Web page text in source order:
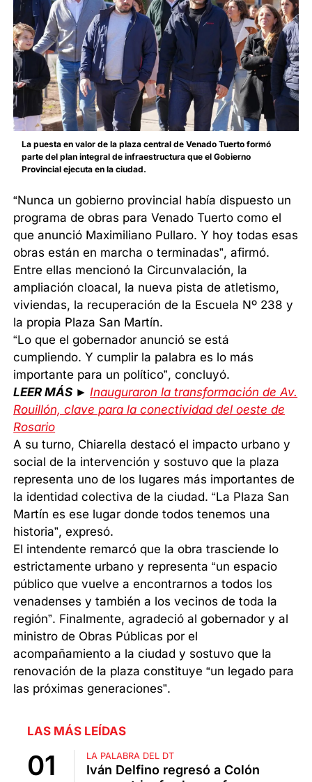
La puesta en valor de la plaza central de Venado Tuerto formó
parte del plan integral de infraestructura que el Gobierno
Provincial ejecuta en la ciudad.
“Nunca un gobierno provincial había dispuesto un
programa de obras para Venado Tuerto como el
que anunció Maximiliano Pullaro. Y hoy todas esas
obras están en marcha o terminadas”, afirmó.
Entre ellas mencionó la Circunvalación, la
ampliación cloacal, la nueva pista de atletismo,
viviendas, la recuperación de la Escuela Nº 238 y
la propia Plaza San Martín.
“Lo que el gobernador anunció se está
cumpliendo. Y cumplir la palabra es lo más
importante para un político”, concluyó.
LEER MÁS ►Inauguraron la transformación de Av.
Rouillón, clave para la conectividad del oeste de
Rosario
A su turno, Chiarella destacó el impacto urbano y
social de la intervención y sostuvo que la plaza
representa uno de los lugares más importantes de
la identidad colectiva de la ciudad. “La Plaza San
Martín es ese lugar donde todos tenemos una
historia”, expresó.
El intendente remarcó que la obra trasciende lo
estrictamente urbano y representa “un espacio
público que vuelve a encontrarnos a todos los
venadenses y también a los vecinos de toda la
región”. Finalmente, agradeció al gobernador y al
ministro de Obras Públicas por el
acompañamiento a la ciudad y sostuvo que la
renovación de la plaza constituye “un legado para
las próximas generaciones”.
LAS MÁS LEÍDAS
LA PALABRA DEL DT
Iván Delfino regresó a Colón